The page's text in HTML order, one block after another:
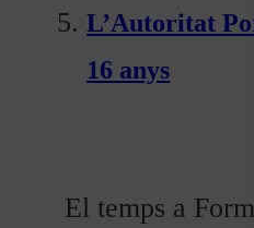
L’Autoritat
16 anys
El temps a